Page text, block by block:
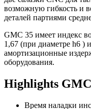
возможную гибкость и
деталей партиями
GMC 35 имеет индекс
1,67 (при диаметре h6 )
амортизационные
оборудования.
Highlights
Время наладки